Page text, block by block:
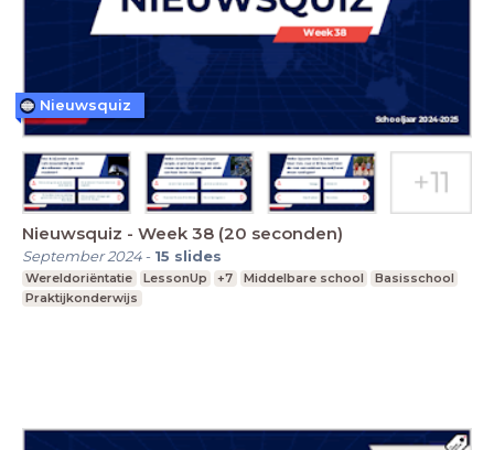
Nieuwsquiz - Week 38 (20 seconden)
September 2024- 15 slides
Wereldoriëntatie LessonUp +7 Middelbare school
Basisschool
Praktijkonderwijs
Nieuwsquiz